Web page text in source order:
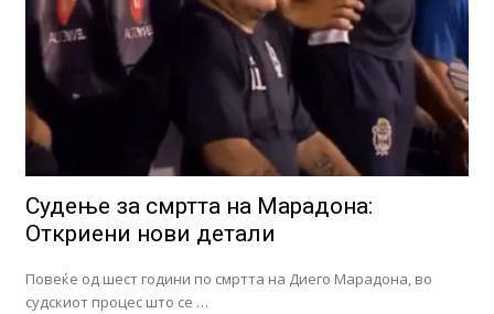
Судење за смртта на Марадона:
Откриени нови детали
Повеќе од шест години по смртта на Диего Марадона, во
судскиот процес што се …